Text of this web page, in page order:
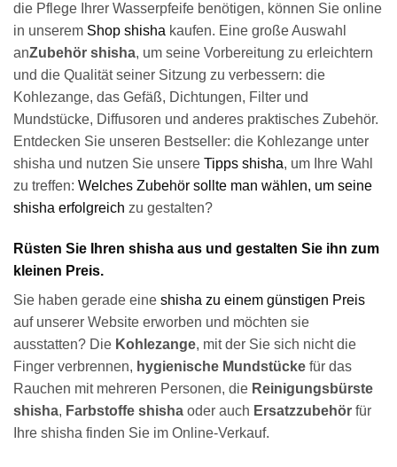
die Pflege Ihrer Wasserpfeife benötigen, können Sie online
in unserem Shop shisha kaufen. Eine große Auswahl
anZubehör shisha, um seine Vorbereitung zu erleichtern
und die Qualität seiner Sitzung zu verbessern: die
Kohlezange, das Gefäß, Dichtungen, Filter und
Mundstücke, Diffusoren und anderes praktisches Zubehör.
Entdecken Sie unseren Bestseller: die Kohlezange unter
shisha und nutzen Sie unsere Tipps shisha, um Ihre Wahl
zu treffen: Welches Zubehör sollte man wählen, um seine
shisha erfolgreich zu gestalten?
Rüsten Sie Ihren shisha aus und gestalten Sie ihn zum
kleinen Preis.
Sie haben gerade eine shisha zu einem günstigen Preis
auf unserer Website erworben und möchten sie
ausstatten? Die Kohlezange, mit der Sie sich nicht die
Finger verbrennen, hygienische Mundstücke für das
Rauchen mit mehreren Personen, die Reinigungsbürste
shisha, Farbstoffe shisha oder auch Ersatzzubehör für
Ihre shisha finden Sie im Online-Verkauf.